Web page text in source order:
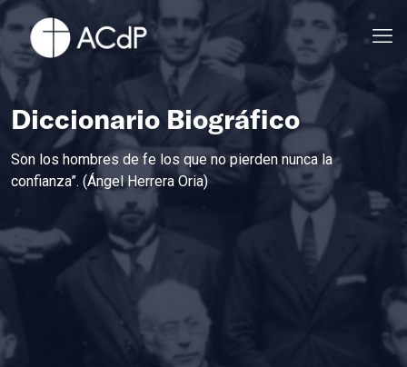
Diccionario Biográfico
Son los hombres de fe los que no pierden nunca la
confianza”. (Ángel Herrera Oria)